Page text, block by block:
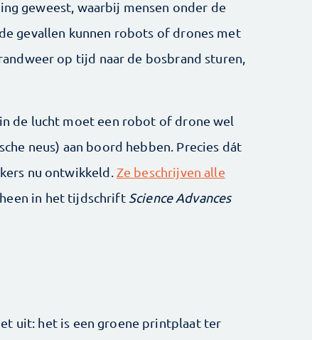
geweest, waarbij mensen onder de
gevallen kunnen robots of drones met
op tijd naar de bosbrand sturen,
de lucht moet een robot of drone wel
neus) aan boord hebben. Precies dát
nu ontwikkeld. Ze beschrijven alle
in het tijdschrift Science Advances
uit: het is een groene printplaat ter